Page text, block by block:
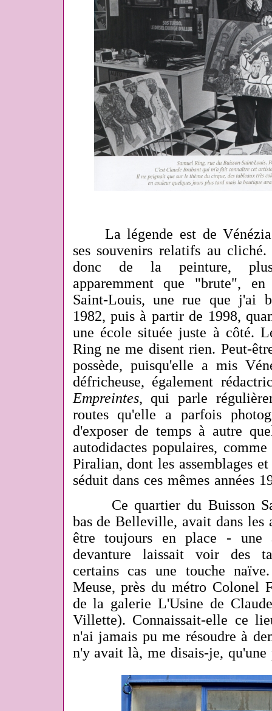
La légende est de Vénézia
ses souvenirs relatifs au
donc de la peinture, plus
apparemment que "brute",
Saint-Louis, une rue que j'ai
1982, puis à partir de 1998,
une école située juste à côté.
Ring ne me disent rien. Peut-
possède, puisqu'elle a mis
défricheuse, également
Empreintes, qui parle
routes qu'elle a parfois
d'exposer de temps à autre
autodidactes populaires,
Piralian, dont les assemblages
séduit dans ces mêmes années
Ce quartier du Buisson
bas de Belleville, avait dans les
être toujours en place - une
devanture laissait voir des
certains cas une touche
Meuse, près du métro Colonel
de la galerie L'Usine de
Villette). Connaissait-elle ce
n'ai jamais pu me résoudre à
n'y avait là, me disais-je, qu'une